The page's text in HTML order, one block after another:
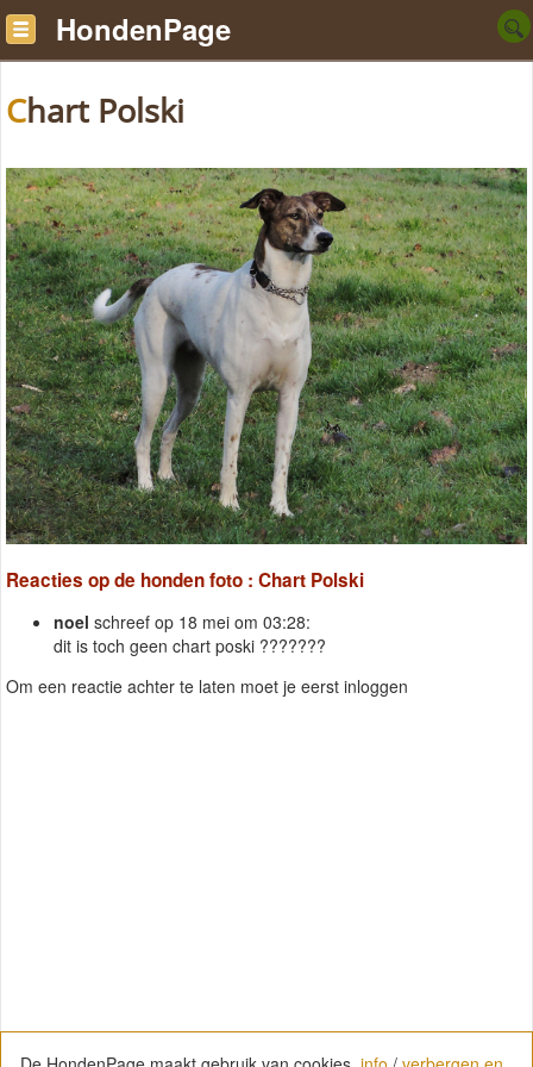
HondenPage
Chart Polski
Reacties op de honden foto : Chart Polski
noel schreef op 18 mei om 03:28:
dit is toch geen chart poski ???????
Om een reactie achter te laten moet je eerst inloggen